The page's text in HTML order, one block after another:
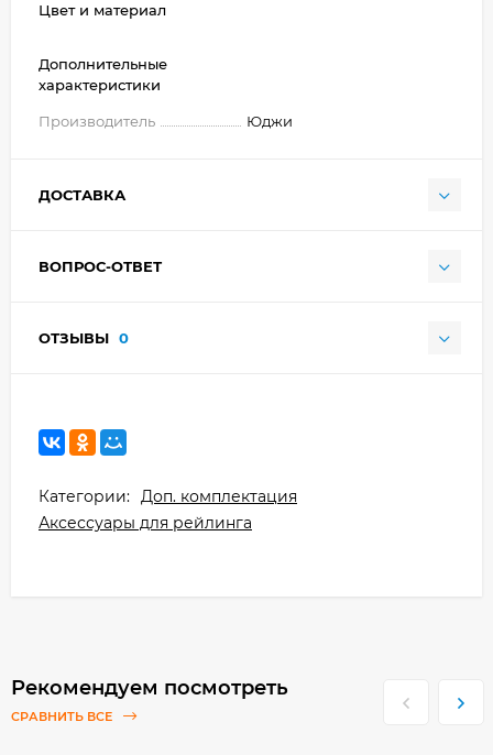
Цвет и материал
Дополнительные
характеристики
Производитель Юджи
ДОСТАВКА
ВОПРОС-ОТВЕТ
ОТЗЫВЫ 0
Категории: Доп. комплектация
Аксессуары для рейлинга
Рекомендуем посмотреть
СРАВНИТЬ ВСЕ